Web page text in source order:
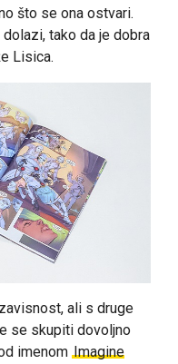
što se ona ostvari.
tako da je dobra
Lisica.
ali s druge
se skupiti dovoljno
imenom Imagine